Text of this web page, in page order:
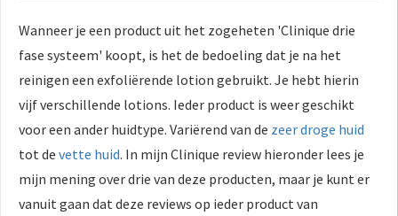
Wanneer je een product uit het zogeheten 'Clinique drie
fase systeem' koopt, is het de bedoeling dat je na het
reinigen een exfoliërende lotion gebruikt. Je hebt hierin
vijf verschillende lotions. Ieder product is weer geschikt
voor een ander huidtype. Variërend van de zeer droge huid
tot de vette huid. In mijn Clinique review hieronder lees je
mijn mening over drie van deze producten, maar je kunt er
vanuit gaan dat deze reviews op ieder product van